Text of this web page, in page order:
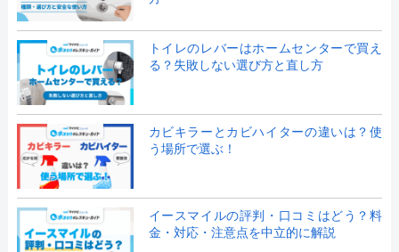
トイレのレバーはホームセンターで買え
る？失敗しない選び方と直し方
カビキラーとカビハイターの違いは？使
う場所で選ぶ！
イースマイルの評判・口コミはどう？料
金・対応・注意点を中立的に解説